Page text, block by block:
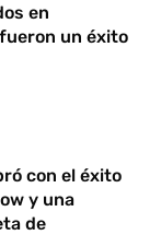
en
un éxito
con el éxito
y una
de